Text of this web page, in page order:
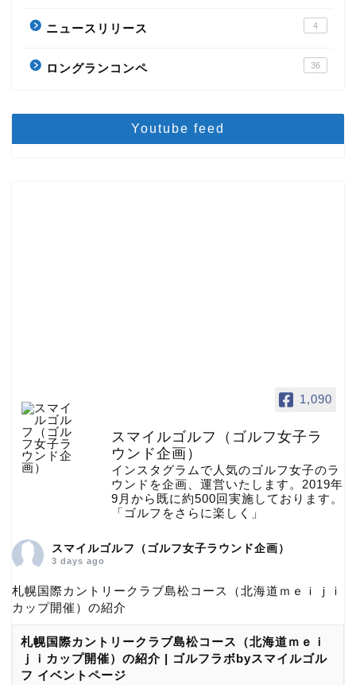
ニュースリリース 4
ロングランコンペ 36
Youtube feed
1,090
スマイルゴルフ（ゴルフ女子ラ
ウンド企画）
インスタグラムで人気のゴルフ女子のラ
ウンドを企画、運営いたします。2019年
9月から既に約500回実施しております。
「ゴルフをさらに楽しく」
スマイルゴルフ（ゴルフ女子ラウンド企画）
3 days ago
札幌国際カントリークラブ島松コース（北海道ｍｅｉｊｉ
カップ開催）の紹介
札幌国際カントリークラブ島松コース（北海道ｍｅｉ
ｊｉカップ開催）の紹介 | ゴルフラボbyスマイルゴル
フ イベントページ